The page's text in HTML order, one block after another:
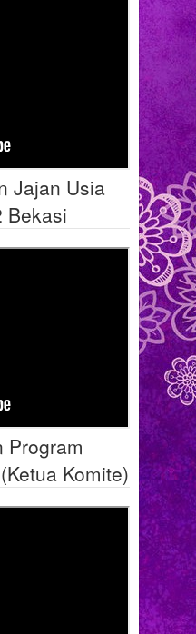
Jajan Usia
Bekasi
Program
Komite)